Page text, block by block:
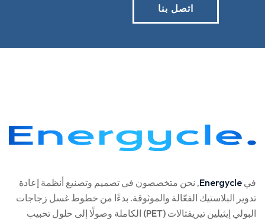
اتصل بنا
في Energycle, نحن متخصصون في تصميم وتصنيع أنظمة إعادة
تدوير البلاستيك الفعّالة والموثوقة. بدءًا من خطوط غسل زجاجات
البولي إيثيلين تيريفثالات (PET) الكاملة وصولًا إلى حلول تحبيب